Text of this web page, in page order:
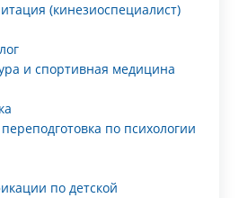
(кинезиоспециалист)
и спортивная медицина
по психологии
по детской